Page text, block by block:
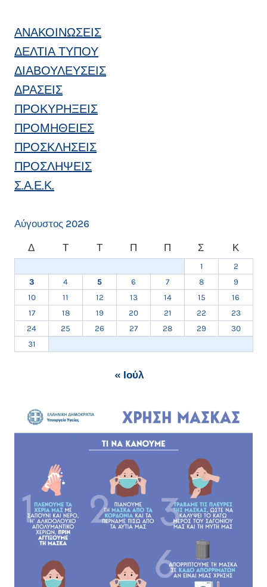
ΑΝΑΚΟΙΝΩΣΕΙΣ
ΔΕΛΤΙΑ ΤΥΠΟΥ
ΔΙΑΒΟΥΛΕΥΣΕΙΣ
ΔΡΑΣΕΙΣ
ΠΡΟΚΥΡΗΞΕΙΣ
ΠΡΟΜΗΘΕΙΕΣ
ΠΡΟΣΚΛΗΣΕΙΣ
ΠΡΟΣΛΗΨΕΙΣ
Σ.Α.Ε.Κ.
Αύγουστος 2026
Δ
Τ Τ Π Π Σ Κ
1
2
3
4 5 6 7 8
9
10
11 12 13 14 15
16
17
18 19 20 21 22
23
24
25 26 27 28 29
30
31
« Ιούλ